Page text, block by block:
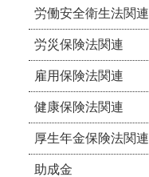
労働安全衛生法関連
労災保険法関連
雇用保険法関連
健康保険法関連
厚生年金保険法関連
助成金